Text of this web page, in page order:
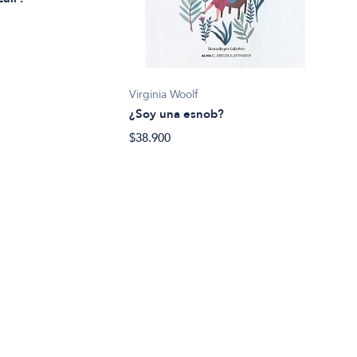
Virginia Woolf
¿Soy una esnob?
$38.900